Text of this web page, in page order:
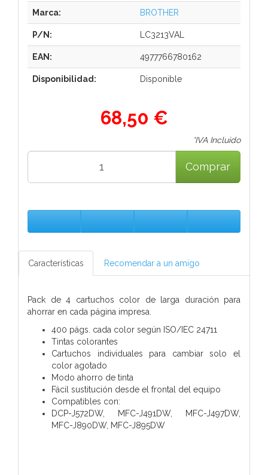
Marca: BROTHER
P/N: LC3213VAL
EAN: 4977766780162
Disponibilidad: Disponible
68,50 €
*IVA Incluido
Comprar
Características Recomendar a un amigo
Pack de 4 cartuchos color de larga duración para
ahorrar en cada página impresa.
400 págs. cada color según ISO/IEC 24711
Tintas colorantes
Cartuchos individuales para cambiar solo el
color agotado
Modo ahorro de tinta
Fácil sustitución desde el frontal del equipo
Compatibles con:
DCP-J572DW, MFC-J491DW, MFC-J497DW,
MFC-J890DW, MFC-J895DW